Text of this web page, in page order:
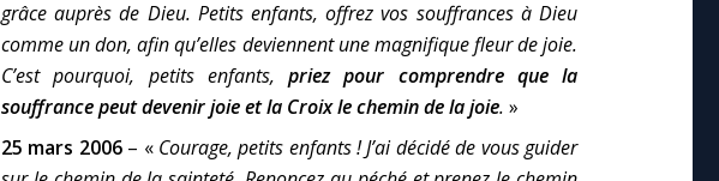
grâce auprès de Dieu. Petits enfants, offrez vos souffrances à Dieu
comme un don, afin qu’elles deviennent une magnifique fleur de joie.
C’est pourquoi, petits enfants, priez pour comprendre que la
souffrance peut devenir joie et la Croix le chemin de la joie. »
25 mars 2006– « Courage, petits enfants ! J’ai décidé de vous guider